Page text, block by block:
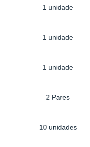
1 unidade
1 unidade
1 unidade
2 Pares
10 unidades